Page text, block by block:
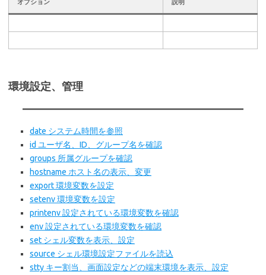
オプション 説明
環境設定、管理
date システム時間を参照
id ユーザ名、ID、グループ名を確認
groups 所属グループを確認
hostname ホスト名の表示、変更
export 環境変数を設定
setenv 環境変数を設定
printenv 設定されている環境変数を確認
env 設定されている環境変数を確認
set シェル変数を表示、設定
source シェル環境設定ファイルを読込
stty キー割当、画面設定などの端末環境を表示、設定